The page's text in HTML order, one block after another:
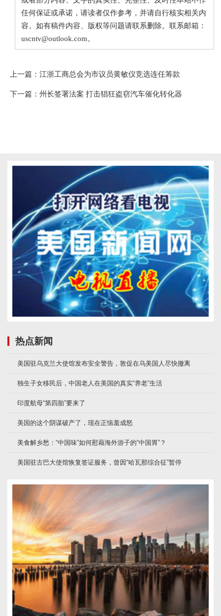
任何保证或承诺，请读者仅作参考，并请自行核实相关内
容。如有稿件内容、版权等问题请联系删除。联系邮箱：
uscntv@outlook.com。
上一篇： 江浙工商总会为市议员黄敏仪竞选连任筹款
下一篇： 州长签署法案 打击猖狂盗窃汽车催化转化器
热点新闻
美国驻乌克兰大使馆发布安全警告，敦促在乌美国人尽快撤离
独生子女移民后，中国老人在美国的真实“养老”生活
印度航母“第四胎”要来了
美国的这个阴谋破产了，现在正恼羞成怒
美食解乡愁：“中国味”如何慰藉海外游子的“中国胃”？
美国驻古巴大使馆恢复签证服务，曾因“哈瓦那综合征”暂停